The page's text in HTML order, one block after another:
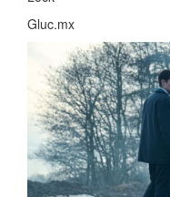
Gluc.mx